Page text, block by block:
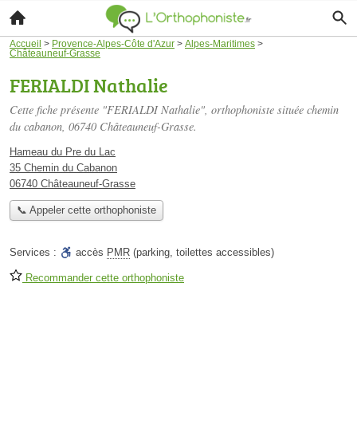
Accueil > Provence-Alpes-Côte d'Azur > Alpes-Maritimes >
Châteauneuf-Grasse
FERIALDI Nathalie
Cette fiche présente "FERIALDI Nathalie", orthophoniste située chemin
du cabanon, 06740 Châteauneuf-Grasse.
Hameau du Pre du Lac
35 Chemin du Cabanon
06740 Châteauneuf-Grasse
📞 Appeler cette orthophoniste
Services : accès PMR (parking, toilettes accessibles)
Recommander cette orthophoniste